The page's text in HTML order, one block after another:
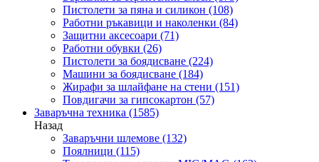
Пистолети за пяна и силикон (108)
Работни ръкавици и наколенки (84)
Защитни аксесоари (71)
Работни обувки (26)
Пистолети за боядисване (224)
Машини за боядисване (184)
Жирафи за шлайфане на стени (151)
Повдигачи за гипсокартон (57)
Заваръчна техника (1585)
Назад
Заваръчни шлемове (132)
Поялници (115)